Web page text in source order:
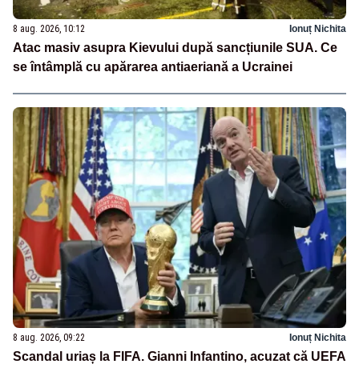
8 aug. 2026, 10:12 Ionuț Nichita
Atac masiv asupra Kievului după sancțiunile SUA. Ce
se întâmplă cu apărarea antiaeriană a Ucrainei
8 aug. 2026, 09:22 Ionuț Nichita
Scandal uriaș la FIFA. Gianni Infantino, acuzat că UEFA